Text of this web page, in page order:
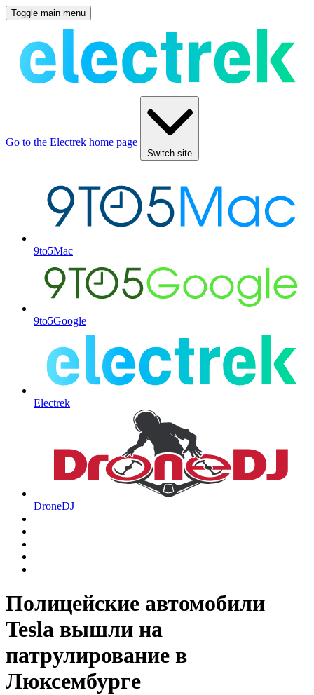
Toggle main menu
Go to the Electrek home page
Switch site
9to5Mac
9to5Google
Electrek
DroneDJ
Полицейские автомобили
Tesla вышли на
патрулирование в
Люксембурге